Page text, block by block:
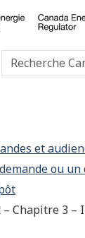
au
HTML
et
ou un
3 – Information